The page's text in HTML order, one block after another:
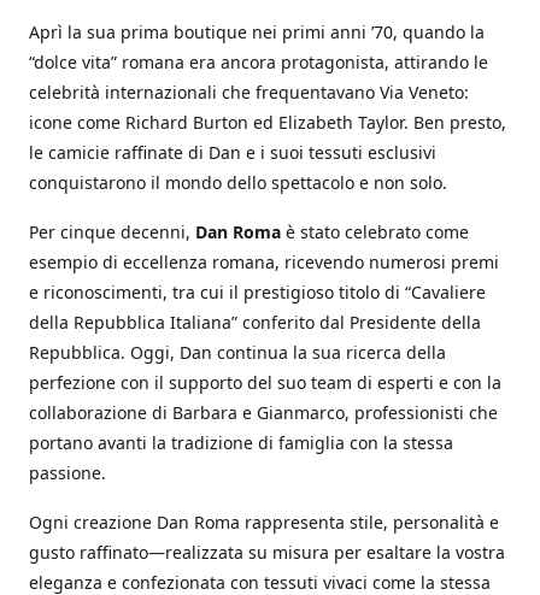
Aprì la sua prima boutique nei primi anni ’70, quando la
“dolce vita” romana era ancora protagonista, attirando le
celebrità internazionali che frequentavano Via Veneto:
icone come Richard Burton ed Elizabeth Taylor. Ben presto,
le camicie raffinate di Dan e i suoi tessuti esclusivi
conquistarono il mondo dello spettacolo e non solo.
Per cinque decenni, Dan Roma è stato celebrato come
esempio di eccellenza romana, ricevendo numerosi premi
e riconoscimenti, tra cui il prestigioso titolo di “Cavaliere
della Repubblica Italiana” conferito dal Presidente della
Repubblica. Oggi, Dan continua la sua ricerca della
perfezione con il supporto del suo team di esperti e con la
collaborazione di Barbara e Gianmarco, professionisti che
portano avanti la tradizione di famiglia con la stessa
passione.
Ogni creazione Dan Roma rappresenta stile, personalità e
gusto raffinato—realizzata su misura per esaltare la vostra
eleganza e confezionata con tessuti vivaci come la stessa